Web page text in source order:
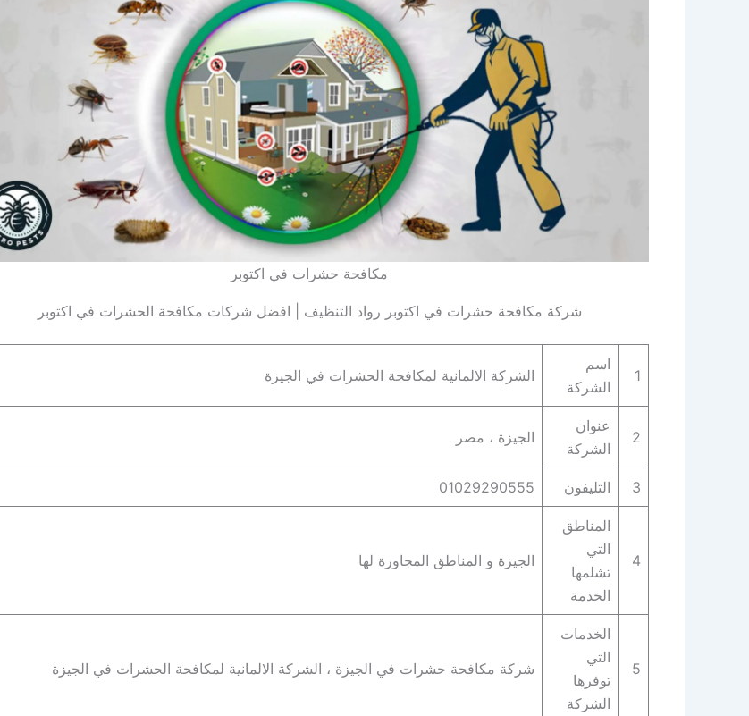
مكافحة حشرات في اكتوبر
شركة مكافحة حشرات في اكتوبر رواد التنظيف | افضل شركات مكافحة الحشرات في اكتوبر
1
اسم
الشركة
الشركة الالمانية لمكافحة الحشرات في الجيزة
2
عنوان
الشركة
الجيزة ، مصر
3 التليفون 01029290555
4
المناطق
التي
تشلمها
الخدمة
الجيزة و المناطق المجاورة لها
5
الخدمات
التي
توفرها
الشركة
شركة مكافحة حشرات في الجيزة ، الشركة الالمانية لمكافحة الحشرات في الجيزة